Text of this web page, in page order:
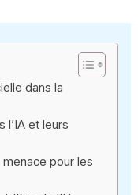
dans la
l’IA et leurs
menace pour les